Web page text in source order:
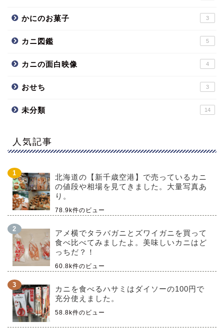
かにのお菓子 3
カニ図鑑 5
カニの面白映像 4
おせち 3
未分類 14
人気記事
北海道の【新千歳空港】で売っているカニ
の値段や相場を見てきました。大量写真あ
り。
78.9k件のビュー
アメ横でタラバガニとズワイガニを買って
食べ比べてみましたよ。美味しいカニはど
っちだ？！
60.8k件のビュー
カニを食べるハサミはダイソーの100円で
充分使えました。
58.8k件のビュー